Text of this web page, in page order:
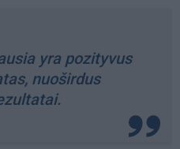
yra pozityvus
nuoširdus